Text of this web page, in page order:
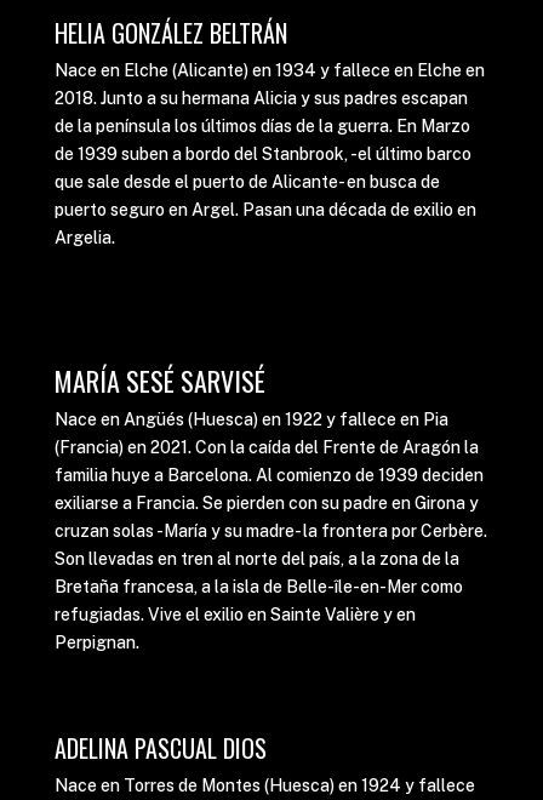
HELIA GONZÁLEZ BELTRÁN
Nace en Elche (Alicante) en 1934 y fallece en Elche en
2018. Junto a su hermana Alicia y sus padres escapan
de la península los últimos días de la guerra. En Marzo
de 1939 suben a bordo del Stanbrook, -el último barco
que sale desde el puerto de Alicante- en busca de
puerto seguro en Argel. Pasan una década de exilio en
Argelia.
MARÍA SESÉ SARVISÉ
Nace en Angüés (Huesca) en 1922 y fallece en Pia
(Francia) en 2021. Con la caída del Frente de Aragón la
familia huye a Barcelona. Al comienzo de 1939 deciden
exiliarse a Francia. Se pierden con su padre en Girona y
cruzan solas -María y su madre- la frontera por Cerbère.
Son llevadas en tren al norte del país, a la zona de la
Bretaña francesa, a la isla de Belle-île-en-Mer como
refugiadas. Vive el exilio en Sainte Valière y en
Perpignan.
ADELINA PASCUAL DIOS
Nace en Torres de Montes (Huesca) en 1924 y fallece